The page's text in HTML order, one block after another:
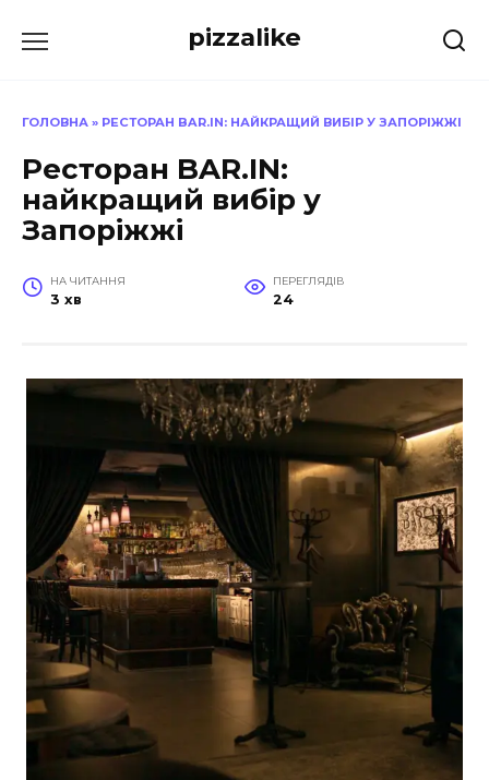
до
pizzalike
ГОЛОВНА » РЕСТОРАН BAR.IN: НАЙКРАЩИЙ ВИБІР У ЗАПОРІЖЖІ
Ресторан BAR.IN:
найкращий вибір у
Запоріжжі
НА ЧИТАННЯ
3 хв
ПЕРЕГЛЯДІВ
24